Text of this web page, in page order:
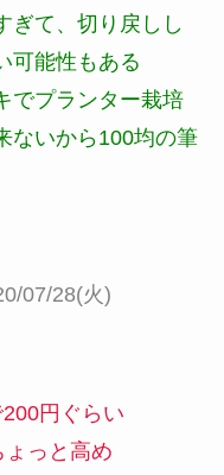
ぎて、切り戻しし
可能性もある
でプランター栽培
ないから100均の筆
07/28(火)
円ぐらい
っと高め